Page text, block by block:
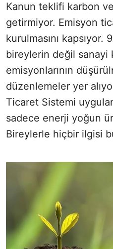
Kanun teklifi karbon
getirmiyor. Emisyon
kurulmasını kapsıyor.
bireylerin değil sanayi
emisyonlarının
düzenlemeler yer
Ticaret Sistemi
sadece enerji yoğun
Bireylerle hiçbir ilgisi